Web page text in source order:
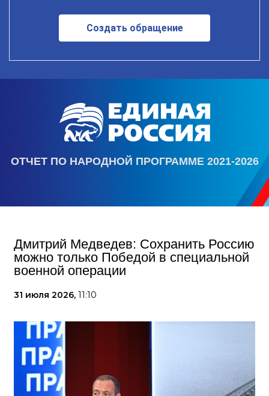
Создать обращение
ОТЧЕТ ПО НАРОДНОЙ ПРОГРАММЕ 2021-2026
Дмитрий Медведев: Сохранить Россию
можно только Победой в специальной
военной операции
31 июля 2026, 11:10